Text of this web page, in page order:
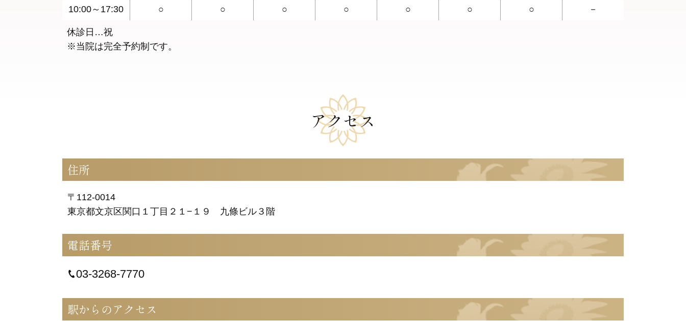
休診日…祝
※当院は完全予約制です。
10:00～17:30 ○ ○ ○ ○ ○ ○ ○ －
アクセス
住所
〒112-0014
東京都文京区関口１丁目２１−１９ 九條ビル３階
電話番号
03-3268-7770
駅からのアクセス